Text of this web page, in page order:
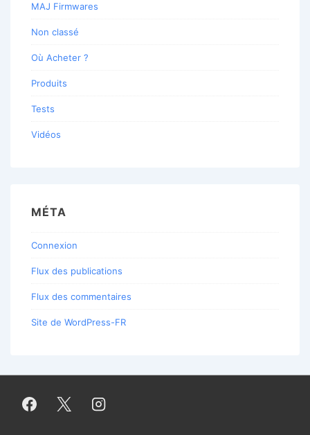
MAJ Firmwares
Non classé
Où Acheter ?
Produits
Tests
Vidéos
MÉTA
Connexion
Flux des publications
Flux des commentaires
Site de WordPress-FR